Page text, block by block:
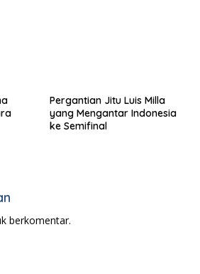
Pergantian Jitu Luis Milla
yang Mengantar Indonesia
ke Semifinal
berkomentar.